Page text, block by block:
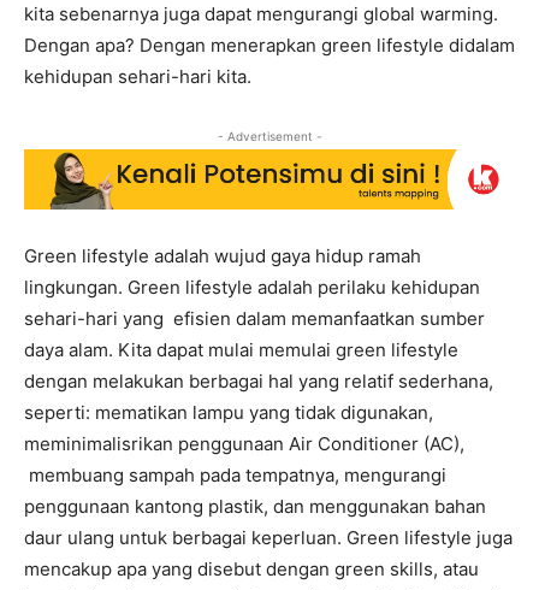
kita sebenarnya juga dapat mengurangi global warming.
Dengan apa? Dengan menerapkan green lifestyle didalam
kehidupan sehari-hari kita.
- Advertisement -
Green lifestyle adalah wujud gaya hidup ramah
lingkungan. Green lifestyle adalah perilaku kehidupan
sehari-hari yang efisien dalam memanfaatkan sumber
daya alam. Kita dapat mulai memulai green lifestyle
dengan melakukan berbagai hal yang relatif sederhana,
seperti: mematikan lampu yang tidak digunakan,
meminimalisrikan penggunaan Air Conditioner (AC),
membuang sampah pada tempatnya, mengurangi
penggunaan kantong plastik, dan menggunakan bahan
daur ulang untuk berbagai keperluan. Green lifestyle juga
mencakup apa yang disebut dengan green skills, atau